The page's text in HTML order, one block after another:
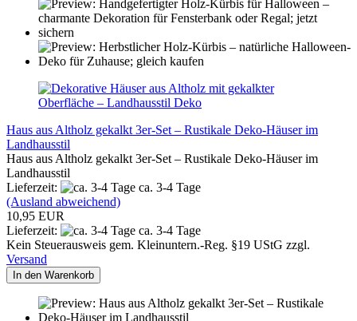
Haus aus Altholz gekalkt 3er-Set – Rustikale Deko-Häuser im
Landhausstil
Haus aus Altholz gekalkt 3er-Set – Rustikale Deko-Häuser im
Landhausstil
Lieferzeit:
ca. 3-4 Tage
(Ausland abweichend)
10,95 EUR
Lieferzeit:
ca. 3-4 Tage
Kein Steuerausweis gem. Kleinuntern.-Reg. §19 UStG zzgl.
Versand
In den Warenkorb